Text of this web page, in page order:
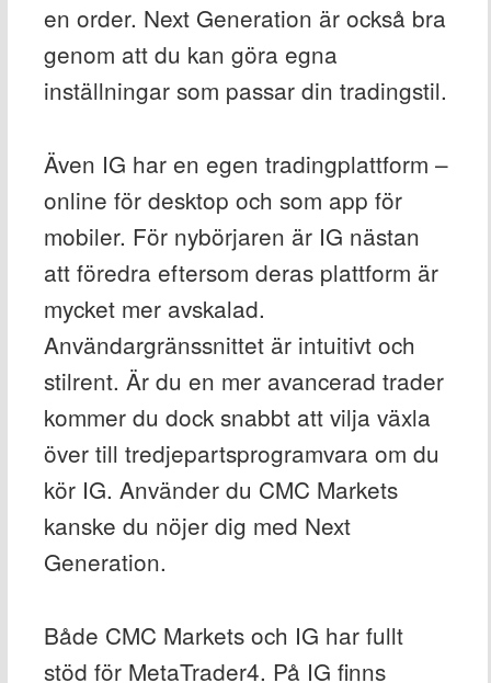
en order. Next Generation är också bra
genom att du kan göra egna
inställningar som passar din tradingstil.
Även IG har en egen tradingplattform –
online för desktop och som app för
mobiler. För nybörjaren är IG nästan
att föredra eftersom deras plattform är
mycket mer avskalad.
Användargränssnittet är intuitivt och
stilrent. Är du en mer avancerad trader
kommer du dock snabbt att vilja växla
över till tredjepartsprogramvara om du
kör IG. Använder du CMC Markets
kanske du nöjer dig med Next
Generation.
Både CMC Markets och IG har fullt
stöd för MetaTrader4. På IG finns